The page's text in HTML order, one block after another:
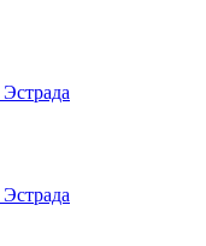
Эстрада
Эстрада